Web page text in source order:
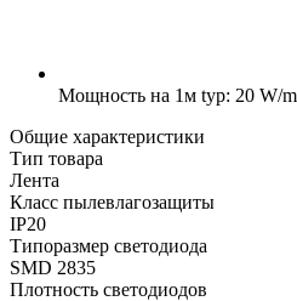
Мощность на 1м typ: 20 W/
Общие характеристики
Тип товара
Лента
Класс пылевлагозащиты
IP20
Типоразмер светодиода
SMD 2835
Плотность светодиодов